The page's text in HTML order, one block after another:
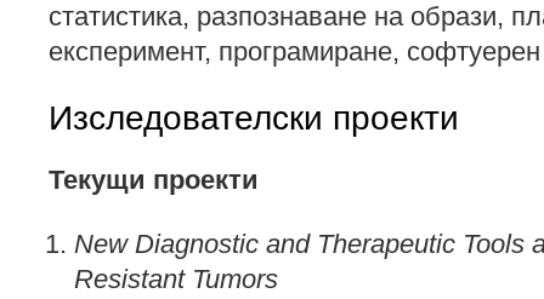
статистика, разпознаване на образи,
експеримент, програмиране,
Изследователски проекти
Текущи проекти
New Diagnostic and Therapeutic Tools
Resistant Tumors